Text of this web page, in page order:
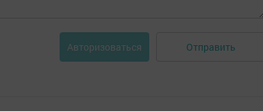
Авторизоваться Отправить